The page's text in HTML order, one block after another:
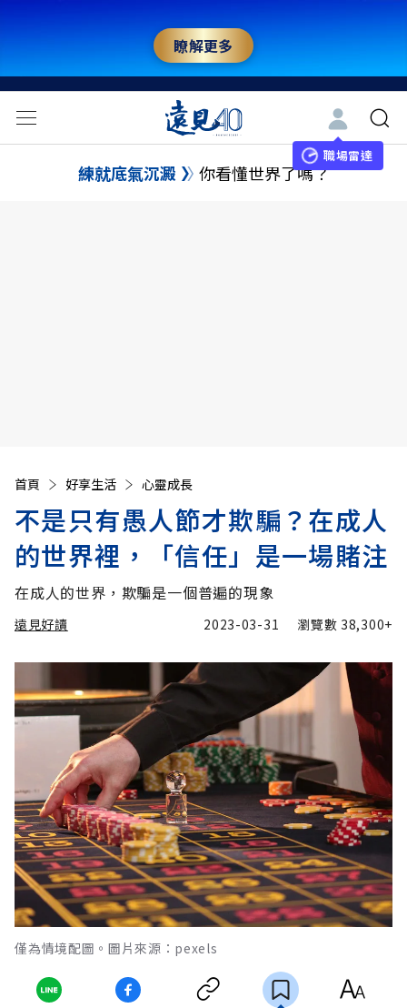
瞭解更多
職場雷達
練就底氣沉澱 你看懂世界了嗎？
首頁 好享生活 心靈成長
不是只有愚人節才欺騙？在成人
的世界裡，「信任」是一場賭注
在成人的世界，欺騙是一個普遍的現象
遠見好讀 2023-03-31 瀏覽數 38,300+
僅為情境配圖。圖片來源：pexels